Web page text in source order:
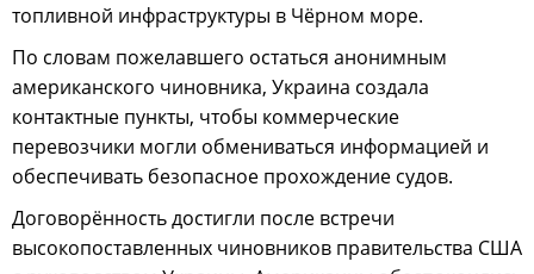
топливной инфраструктуры в Чёрном море.
По словам пожелавшего остаться анонимным
американского чиновника, Украина создала
контактные пункты, чтобы коммерческие
перевозчики могли обмениваться информацией и
обеспечивать безопасное прохождение судов.
Договорённость достигли после встречи
высокопоставленных чиновников правительства США